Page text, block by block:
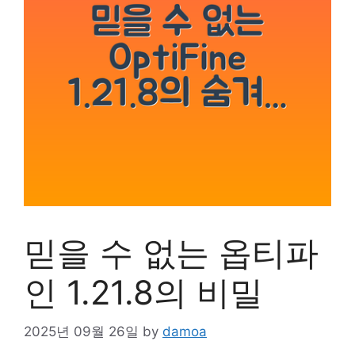
믿을 수 없는 옵티파
인 1.21.8의 비밀
2025년 09월 26일 by damoa